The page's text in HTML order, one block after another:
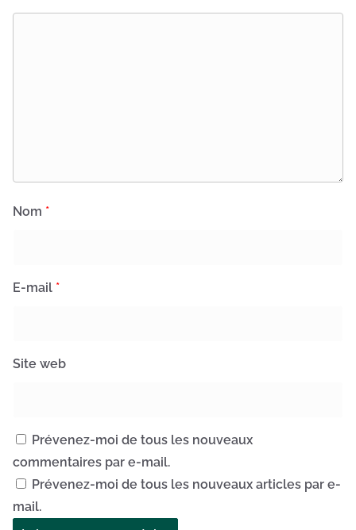
Nom *
E-mail *
Site web
Prévenez-moi de tous les nouveaux
commentaires par e-mail.
Prévenez-moi de tous les nouveaux articles par e-
mail.